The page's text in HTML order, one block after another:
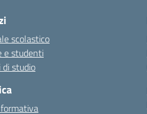
scolastico
e studenti
di studio